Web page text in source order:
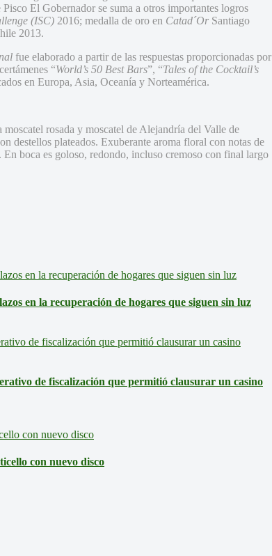
El Gobernador se suma a otros importantes logros
(ISC) 2016; medalla de oro en Catad´Or Santiago
2013.
fue elaborado a partir de las respuestas proporcionadas por
“World’s 50 Best Bars”, “Tales of the Cocktail’s
en Europa, Asia, Oceanía y Norteamérica.
rosada y moscatel de Alejandría del Valle de
destellos plateados. Exuberante aroma floral con notas de
boca es goloso, redondo, incluso cremoso con final largo
en la recuperación de hogares que siguen sin luz
de fiscalización que permitió clausurar un casino
con nuevo disco